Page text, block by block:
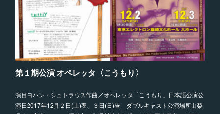
第１期公演 オペレッタ〈こうもり〉
演目ヨハン・シュトラウス作曲／オペレッタ「こうもり」日本語公演公
演日2017年12月２日(土)夜、３日(日)昼 ダブルキャスト公演場所山梨